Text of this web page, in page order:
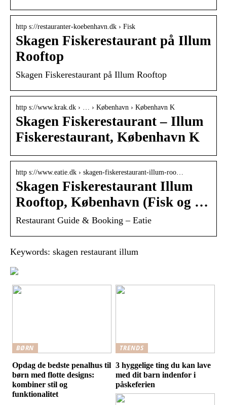
http s://restauranter-koebenhavn.dk › Fisk
Skagen Fiskerestaurant på Illum
Rooftop
Skagen Fiskerestaurant på Illum Rooftop
http s://www.krak.dk › … › København › København K
Skagen Fiskerestaurant – Illum
Fiskerestaurant, København K
http s://www.eatie.dk › skagen-fiskerestaurant-illum-roo…
Skagen Fiskerestaurant Illum
Rooftop, København (Fisk og …
Restaurant Guide & Booking – Eatie
Keywords: skagen restaurant illum
BØRN
Opdag de bedste penalhus til
børn med flotte designs:
kombiner stil og
funktionalitet
TRENDS
3 hyggelige ting du kan lave
med dit barn indenfor i
påskeferien